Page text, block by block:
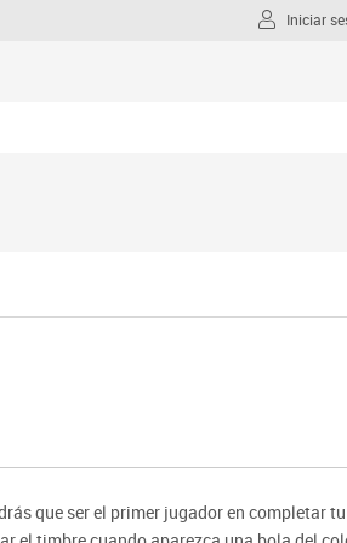
Iniciar
que ser el primer jugador en completar